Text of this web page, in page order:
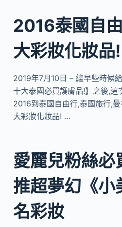
2016泰國自
大彩妝化妝品!
2019年7月10日 – 繼早些時候
十大泰國必買護膚品!】之後,這
2016到泰國自由行,泰國旅行,
大彩妝化妝品! …
愛麗兒粉絲
推超夢幻《小
名彩妝